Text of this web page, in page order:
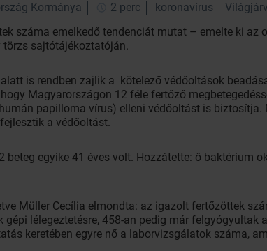
Kormánya 2 perc koronavírus
száma emelkedő tendenciát mutat – emelte ki az
törzs sajtótájékoztatóján.
is rendben zajlik a kötelező védőoltások
Magyarországon 12 féle fertőző
papilloma vírus) elleni védőoltást is biztosítja.
a védőoltást.
egyike 41 éves volt. Hozzátette: ő baktérium
Müller Cecília elmondta: az igazolt fertőzöttek
lélegeztetésre, 458-an pedig már felgyógyultak
keretében egyre nő a laborvizsgálatok száma,